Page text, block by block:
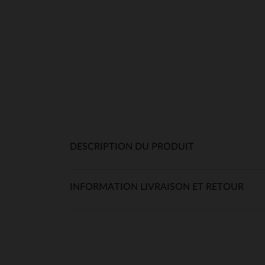
DESCRIPTION DU PRODUIT
INFORMATION LIVRAISON ET RETOUR